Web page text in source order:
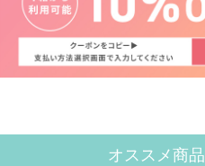
オススメ商品